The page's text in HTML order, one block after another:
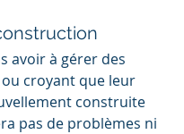
avoir à gérer des
croyant que leur
construite
pas de problèmes ni